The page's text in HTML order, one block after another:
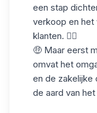
een stap
verkoop en het
klanten. ✌🏼
🤑 Maar eerst
omvat het
en de zakelijke
de aard van